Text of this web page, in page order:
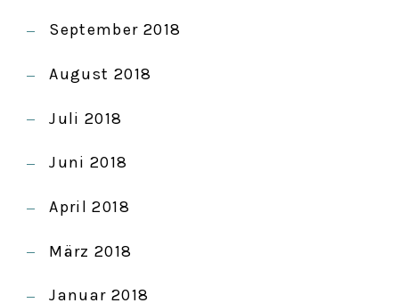
September 2018
August 2018
Juli 2018
Juni 2018
April 2018
März 2018
Januar 2018